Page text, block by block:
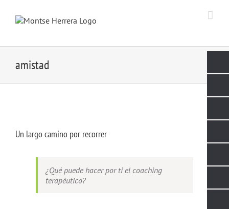
content
amistad
Un largo camino por recorrer
¿Qué puede hacer por ti el coaching
terapéutico?